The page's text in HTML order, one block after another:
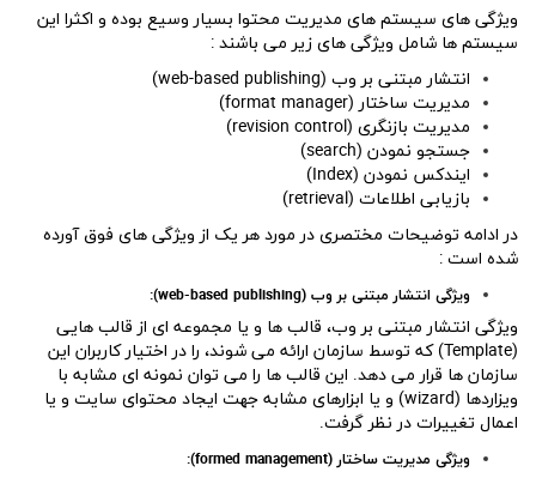
ویژگی های سیستم های مدیریت محتوا بسیار وسیع بوده و اکثرا این
سیستم ها شامل ویژگی های زیر می باشند :
انتشار مبتنی بر وب (web-based publishing)
مدیریت ساختار (format manager)
مدیریت بازنگری (revision control)
جستجو نمودن (search)
ایندکس نمودن (Index)
بازیابی اطلاعات (retrieval)
در ادامه توضیحات مختصری در مورد هر یک از ویژگی های فوق آورده
شده است :
ویژگی انتشار مبتنی بر وب (web-based publishing
):
ویژگی انتشار مبتنی بر وب، قالب ها و یا مجموعه ای از قالب هایی
(Template) که توسط سازمان ارائه می شوند، را در اختیار کاربران این
سازمان ها قرار می دهد. این قالب ها را می توان نمونه ای مشابه با
ویزاردها (wizard) و یا ابزارهای مشابه جهت ایجاد محتوای سایت و یا
اعمال تغییرات در نظر گرفت.
ویژگی مدیریت ساختار (formed management)
: